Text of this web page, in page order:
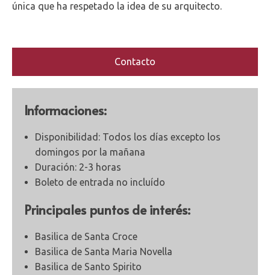
única que ha respetado la idea de su arquitecto.
Contacto
Informaciones:
Disponibilidad: Todos los días excepto los
domingos por la mañana
Duración: 2-3 horas
Boleto de entrada no incluído
Principales puntos de interés:
Basilica de Santa Croce
Basilica de Santa Maria Novella
Basilica de Santo Spirito